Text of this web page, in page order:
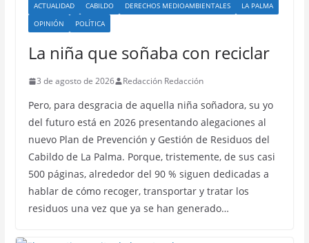
ACTUALIDAD CABILDO DERECHOS MEDIOAMBIENTALES
LA PALMA
OPINIÓN
POLÍTICA
La niña que soñaba con reciclar
3 de agosto de 2026 Redacción Redacción
Pero, para desgracia de aquella niña soñadora, su yo
del futuro está en 2026 presentando alegaciones al
nuevo Plan de Prevención y Gestión de Residuos del
Cabildo de La Palma. Porque, tristemente, de sus casi
500 páginas, alrededor del 90 % siguen dedicadas a
hablar de cómo recoger, transportar y tratar los
residuos una vez que ya se han generado…